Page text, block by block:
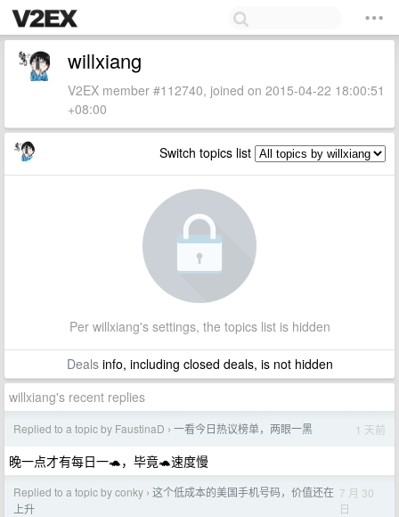
willxiang
V2EX member #112740, joined on 2015-04-22 18:00:51
+08:00
Switch topics list
Per willxiang's settings, the topics list is hidden
Dealsinfo, including closed deals, is not hidden
willxiang's recent replies
Replied to a topic by FaustinaD › 一看今日热议榜单，两眼一黑 1 天前
晚一点才有每日一🐢，毕竟🐢速度慢
Replied to a topic by conky › 这个低成本的美国手机号码，价值还在
上升
7 月 30
日